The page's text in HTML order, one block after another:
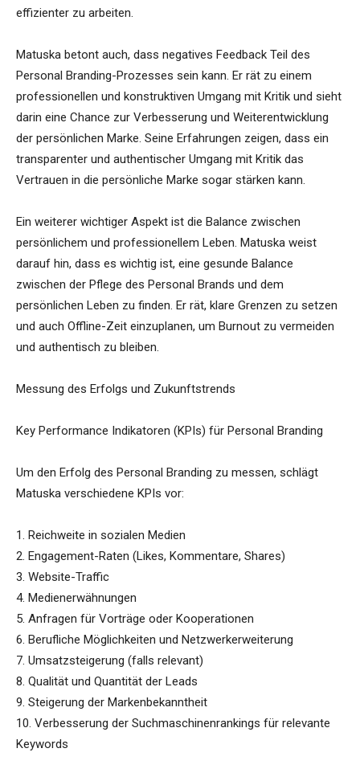
effizienter zu arbeiten.
Matuska betont auch, dass negatives Feedback Teil des
Personal Branding-Prozesses sein kann. Er rät zu einem
professionellen und konstruktiven Umgang mit Kritik und sieht
darin eine Chance zur Verbesserung und Weiterentwicklung
der persönlichen Marke. Seine Erfahrungen zeigen, dass ein
transparenter und authentischer Umgang mit Kritik das
Vertrauen in die persönliche Marke sogar stärken kann.
Ein weiterer wichtiger Aspekt ist die Balance zwischen
persönlichem und professionellem Leben. Matuska weist
darauf hin, dass es wichtig ist, eine gesunde Balance
zwischen der Pflege des Personal Brands und dem
persönlichen Leben zu finden. Er rät, klare Grenzen zu setzen
und auch Offline-Zeit einzuplanen, um Burnout zu vermeiden
und authentisch zu bleiben.
Messung des Erfolgs und Zukunftstrends
Key Performance Indikatoren (KPIs) für Personal Branding
Um den Erfolg des Personal Branding zu messen, schlägt
Matuska verschiedene KPIs vor:
1. Reichweite in sozialen Medien
2. Engagement-Raten (Likes, Kommentare, Shares)
3. Website-Traffic
4. Medienerwähnungen
5. Anfragen für Vorträge oder Kooperationen
6. Berufliche Möglichkeiten und Netzwerkerweiterung
7. Umsatzsteigerung (falls relevant)
8. Qualität und Quantität der Leads
9. Steigerung der Markenbekanntheit
10. Verbesserung der Suchmaschinenrankings für relevante
Keywords